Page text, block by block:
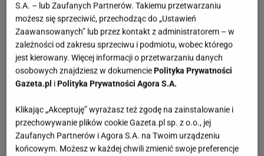
S.A. – lub Zaufanych Partnerów. Takiemu przetwarzaniu
możesz się sprzeciwić, przechodząc do „Ustawień
Zaawansowanych” lub przez kontakt z administratorem – w
zależności od zakresu sprzeciwu i podmiotu, wobec którego
jest kierowany. Więcej informacji o przetwarzaniu danych
osobowych znajdziesz w dokumencie Polityka Prywatności
Gazeta.pl i Polityka Prywatności Agora S.A.
Klikając „Akceptuję” wyrażasz też zgodę na zainstalowanie i
przechowywanie plików cookie Gazeta.pl sp. z o.o., jej
Zaufanych Partnerów i Agora S.A. na Twoim urządzeniu
końcowym. Możesz w każdej chwili zmienić swoje preferencje